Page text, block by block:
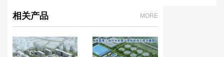
相关产品 MORE